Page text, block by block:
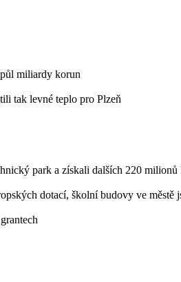
miliardy korun
tak levné teplo pro Plzeň
park a získali dalších 220
dotací, školní budovy ve městě